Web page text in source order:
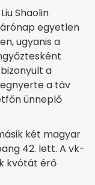
Shaolin
egyetlen
ugyanis a
a
a táv
ünneplő
két magyar
42. lett. A vk-
kvótát érő